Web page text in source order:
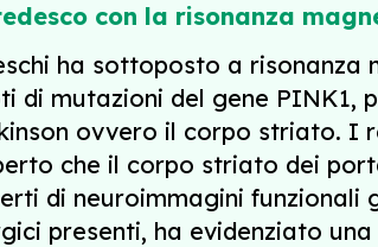
con la risonanza
ha sottoposto a
di mutazioni del gene
ovvero il corpo striato. I
che il corpo striato dei
di neuroimmagini
presenti, ha evidenziato